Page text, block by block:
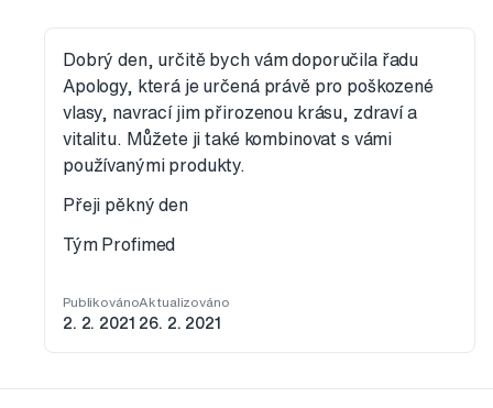
Dobrý den, určitě bych vám doporučila řadu
Apology, která je určená právě pro poškozené
vlasy, navrací jim přirozenou krásu, zdraví a
vitalitu. Můžete ji také kombinovat s vámi
používanými produkty.
Přeji pěkný den
Tým Profimed
Publikováno
2. 2. 2021
Aktualizováno
26. 2. 2021